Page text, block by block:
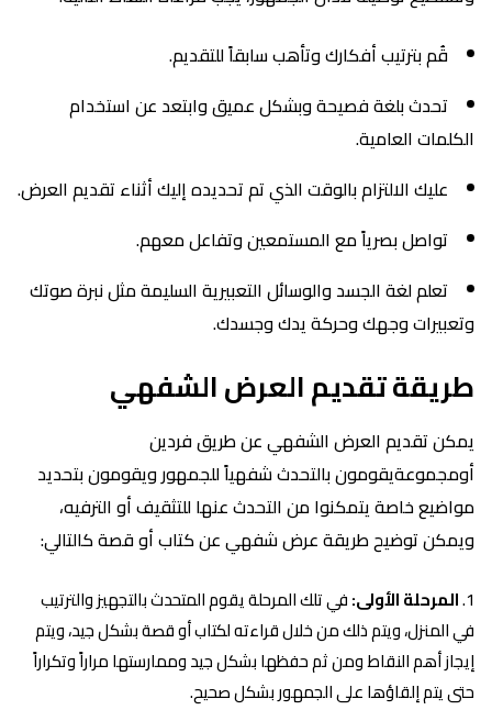
قُم بترتيب أفكارك وتأهب سابقاً للتقديم.
تحدث بلغة فصيحة وبشكل عميق وابتعد عن استخدام
الكلمات العامية.
عليك الالتزام بالوقت الذي تم تحديده إليك أثناء تقديم العرض.
تواصل بصرياً مع المستمعين وتفاعل معهم.
تعلم لغة الجسد والوسائل التعبيرية السليمة مثل نبرة صوتك
وتعبيرات وجهك وحركة يدك وجسدك.
طريقة تقديم العرض الشفهي
يمكن تقديم العرض الشفهي عن طريق فردين
أومجموعةيقومون بالتحدث شفهياً للجمهور ويقومون بتحديد
مواضيع خاصة يتمكنوا من التحدث عنها للتثقيف أو الترفيه،
ويمكن توضيح طريقة عرض شفهي عن كتاب أو قصة كالتالي:
المرحلة الأولى:في تلك المرحلة يقوم المتحدث بالتجهيز والترتيب
في المنزل، ويتم ذلك من خلال قراءته لكتاب أو قصة بشكل جيد، ويتم
إيجاز أهم النقاط ومن ثم حفظها بشكل جيد وممارستها مراراً وتكراراً
حتى يتم إلقاؤها على الجمهور بشكل صحيح.